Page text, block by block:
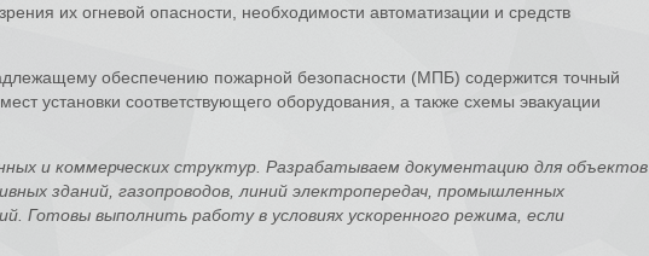
их огневой опасности, необходимости автоматизации и средств
обеспечению пожарной безопасности (МПБ) содержится точный
установки соответствующего оборудования, а также схемы эвакуации
и коммерческих структур. Разрабатываем документацию для объектов
зданий, газопроводов, линий электропередач, промышленных
Готовы выполнить работу в условиях ускоренного режима, если